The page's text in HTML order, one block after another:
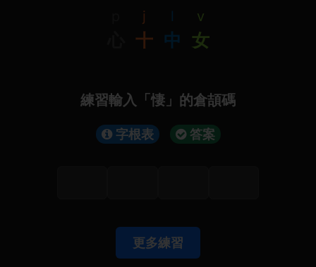
j
十
l
中
v
女
練習輸入「悽」的倉頡碼
字根表 答案
更多練習